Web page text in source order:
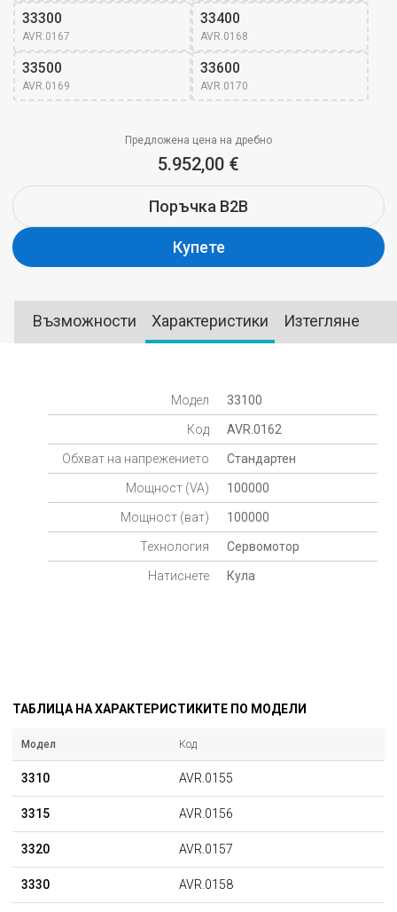
33300
AVR.0167
33400
AVR.0168
33500
AVR.0169
33600
AVR.0170
Предложена цена на дребно
5.952,00 €
Поръчка B2B
Купете
Възможности Характеристики Изтегляне
Модел 33100
Код AVR.0162
Обхват на напрежението Стандартен
Мощност (VA) 100000
Мощност (ват) 100000
Технология Сервомотор
Натиснете Кула
ТАБЛИЦА НА ХАРАКТЕРИСТИКИТЕ ПО МОДЕЛИ
Модел Код
3310 AVR.0155
3315 AVR.0156
3320 AVR.0157
3330 AVR.0158